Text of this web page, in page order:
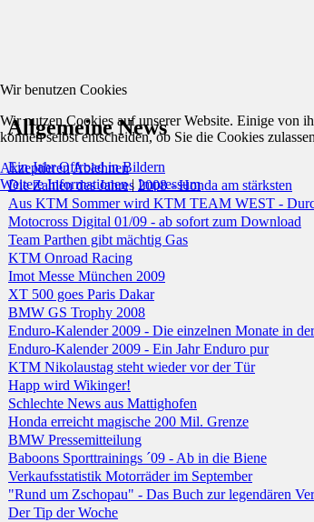
Allgemeine News
Ein Jahr Offroad in Bildern
Die Zahlen des Jahres 2008 - Honda am stärksten
Aus KTM Sommer wird KTM TEAM WEST -
Motocross Digital 01/09 - ab sofort zum Download
Team Parthen gibt mächtig Gas
KTM Onroad Racing
Imot Messe München 2009
XT 500 goes Paris Dakar
BMW GS Trophy 2008
Enduro-Kalender 2009 - Die einzelnen Monate in
Enduro-Kalender 2009 - Ein Jahr Enduro pur
KTM Nikolaustag steht wieder vor der Tür
Happ wird Wikinger!
Schlechte News aus Mattighofen
Honda erreicht magische 200 Mil. Grenze
BMW Pressemitteilung
Baboons Sporttrainings ´09 - Ab in die Biene
Verkaufsstatistik Motorräder im September
"Rund um Zschopau" - Das Buch zur legendären
Der Tip der Woche
Wir benutzen Cookies
Wir nutzen Cookies auf unserer Website. Einige von
können selbst entscheiden, ob Sie die Cookies
Akzeptieren Ablehnen
Weitere Informationen| Impressum